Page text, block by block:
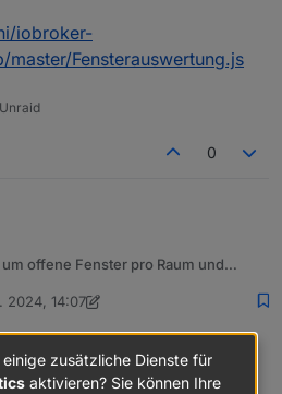
iobroker-
master/Fensterauswertung.js
0
offene Fenster pro Raum und
2024, 14:07
ziemlich lange und
ich folgende Warnung:
zusätzliche Dienste für
aktivieren? Sie können Ihre